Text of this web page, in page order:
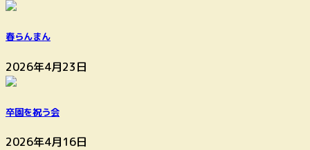
春らんまん
2026年4月23日
卒園を祝う会
2026年4月16日